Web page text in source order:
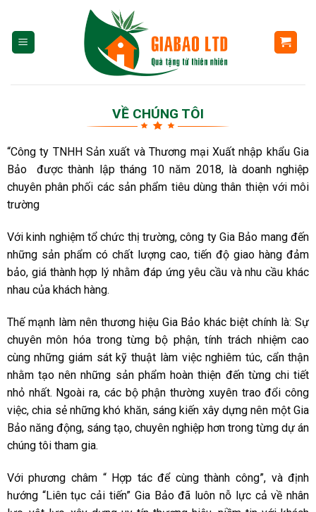
content
VỀ CHÚNG TÔI
“Công ty TNHH Sản xuất và Thương mại Xuất nhập khẩu Gia
Bảo được thành lập tháng 10 năm 2018, là doanh nghiệp
chuyên phân phối các sản phẩm tiêu dùng thân thiện với môi
trường
Với kinh nghiệm tổ chức thị trường, công ty Gia Bảo mang đến
những sản phẩm có chất lượng cao, tiến độ giao hàng đảm
bảo, giá thành hợp lý nhằm đáp ứng yêu cầu và nhu cầu khác
nhau của khách hàng.
Thế mạnh làm nên thương hiệu Gia Bảo khác biệt chính là: Sự
chuyên môn hóa trong từng bộ phận, tính trách nhiệm cao
cùng những giám sát kỹ thuật làm việc nghiêm túc, cẩn thận
nhằm tạo nên những sản phẩm hoàn thiện đến từng chi tiết
nhỏ nhất. Ngoài ra, các bộ phận thường xuyên trao đổi công
việc, chia sẻ những khó khăn, sáng kiến xây dựng nên một Gia
Bảo năng động, sáng tạo, chuyên nghiệp hơn trong từng dự án
chúng tôi tham gia.
Với phương châm “ Hợp tác để cùng thành công”, và định
hướng “Liên tục cải tiến” Gia Bảo đã luôn nỗ lực cả về nhân